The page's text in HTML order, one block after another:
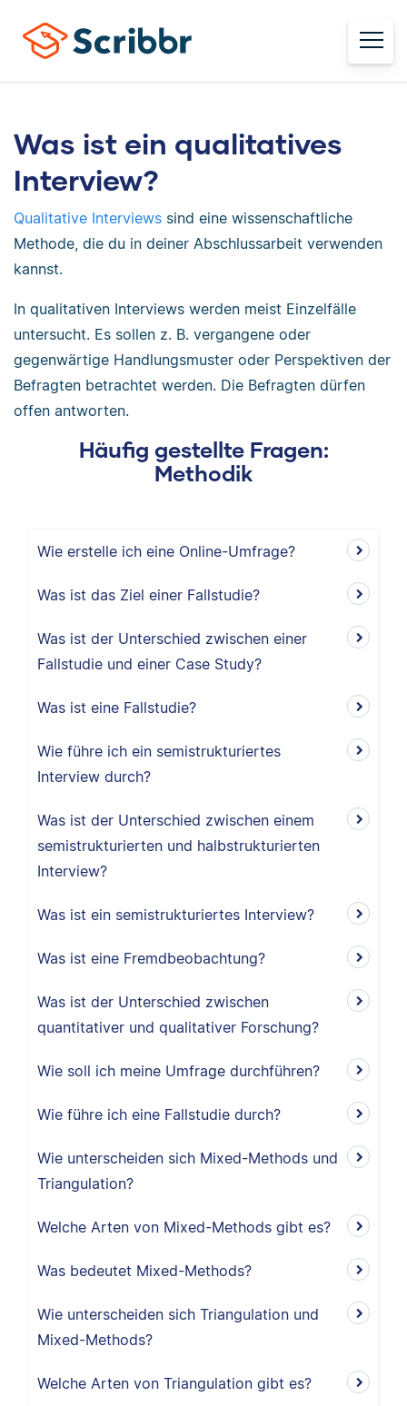
Was ist ein qualitatives
Interview?
Qualitative Interviews sind eine wissenschaftliche
Methode, die du in deiner Abschlussarbeit verwenden
kannst.
In qualitativen Interviews werden meist Einzelfälle
untersucht. Es sollen z. B. vergangene oder
gegenwärtige Handlungsmuster oder Perspektiven der
Befragten betrachtet werden. Die Befragten dürfen
offen antworten.
Häufig gestellte Fragen:
Methodik
Wie erstelle ich eine Online-Umfrage?
Was ist das Ziel einer Fallstudie?
Was ist der Unterschied zwischen einer
Fallstudie und einer Case Study?
Was ist eine Fallstudie?
Wie führe ich ein semistrukturiertes
Interview durch?
Was ist der Unterschied zwischen einem
semistrukturierten und halbstrukturierten
Interview?
Was ist ein semistrukturiertes Interview?
Was ist eine Fremdbeobachtung?
Was ist der Unterschied zwischen
quantitativer und qualitativer Forschung?
Wie soll ich meine Umfrage durchführen?
Wie führe ich eine Fallstudie durch?
Wie unterscheiden sich Mixed-Methods und
Triangulation?
Welche Arten von Mixed-Methods gibt es?
Was bedeutet Mixed-Methods?
Wie unterscheiden sich Triangulation und
Mixed-Methods?
Welche Arten von Triangulation gibt es?